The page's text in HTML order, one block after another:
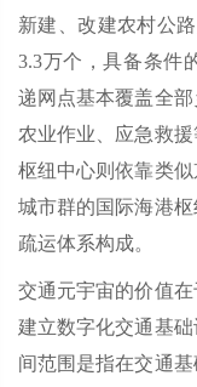
新建、改建农村公
3.3万个，具备条件
递网点基本覆盖全部
农业作业、应急救
枢纽中心则依靠类
城市群的国际海港
疏运体系构成。
交通元宇宙的价值
建立数字化交通基
间范围是指在交通